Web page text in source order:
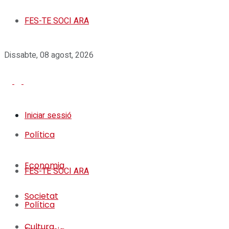
FES-TE SOCI ARA
Dissabte, 08 agost, 2026
Iniciar sessió
Política
Economia
Societat
FES-TE SOCI ARA
Política